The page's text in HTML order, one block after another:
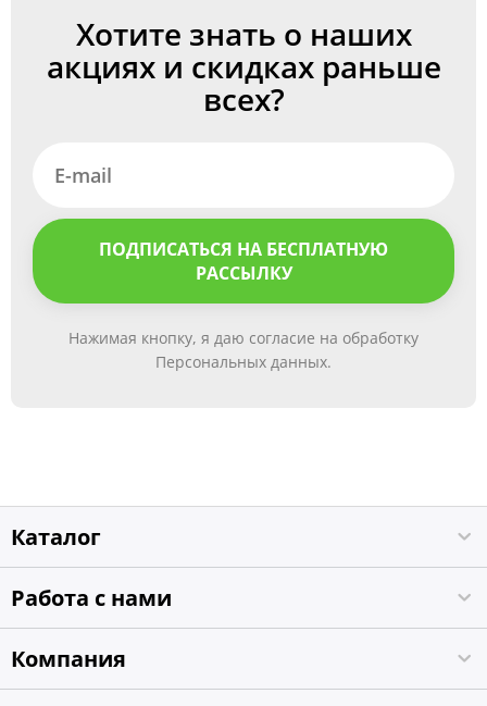
Хотите знать о наших
акциях и скидках раньше
всех?
ПОДПИСАТЬСЯ НА БЕСПЛАТНУЮ
РАССЫЛКУ
Нажимая кнопку, я даю согласие на обработку
Персональных данных.
Каталог
Работа с нами
Компания